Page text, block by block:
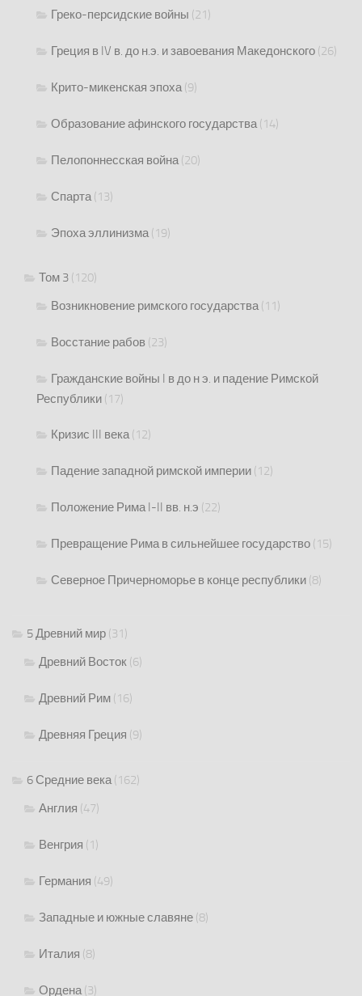
Греко-персидские войны (21)
Греция в IV в. до н.э. и завоевания Македонского (26)
Крито-микенская эпоха(9)
Образование афинского государства(14)
Пелопоннесская война(20)
Спарта(13)
Эпоха эллинизма(19)
Том 3 (120)
Возникновение римского государства(11)
Восстание рабов (23)
Гражданские войны I в до н э. и падение Римской
Республики (17)
Кризис III века(12)
Падение западной римской империи (12)
Положение Рима I-II вв. н.э (22)
Превращение Рима в сильнейшее государство (15)
Северное Причерноморье в конце республики (8)
5 Древний мир (31)
Древний Восток (6)
Древний Рим (16)
Древняя Греция (9)
6 Средние века(162)
Англия (47)
Венгрия (1)
Германия (49)
Западные и южные славяне (8)
Италия (8)
Ордена(3)